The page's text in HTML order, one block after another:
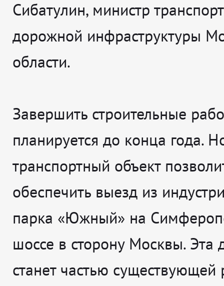
Сибатулин, министр
дорожной инфраструктуры
области.
Завершить строительные
планируется до конца года.
транспортный объект
обеспечить выезд из
парка «Южный» на
шоссе в сторону Москвы. Эта
станет частью существующей